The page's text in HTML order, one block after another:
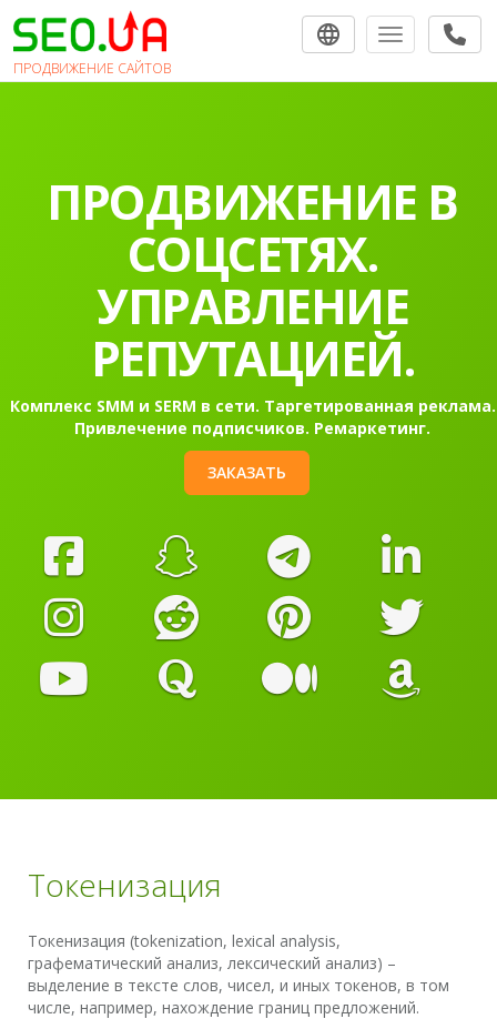
ПРОДВИЖЕНИЕ САЙТОВ
Toggle
ПРОДВИЖЕНИЕ В
СОЦСЕТЯХ.
УПРАВЛЕНИЕ
РЕПУТАЦИЕЙ.
Комплекс SMM и SERM в сети. Таргетированная реклама.
Привлечение подписчиков. Ремаркетинг.
ЗАКАЗАТЬ
Токенизация
Токенизация (tokenization, lexical analysis,
графематический анализ, лексический анализ) –
выделение в тексте слов, чисел, и иных токенов, в том
числе, например, нахождение границ предложений.